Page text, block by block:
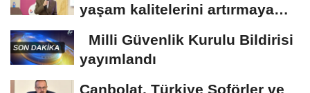
yaşam kalitelerini artırmaya
Milli Güvenlik Kurulu Bildirisi
yayımlandı
Canbolat, Türkiye Şoförler ve